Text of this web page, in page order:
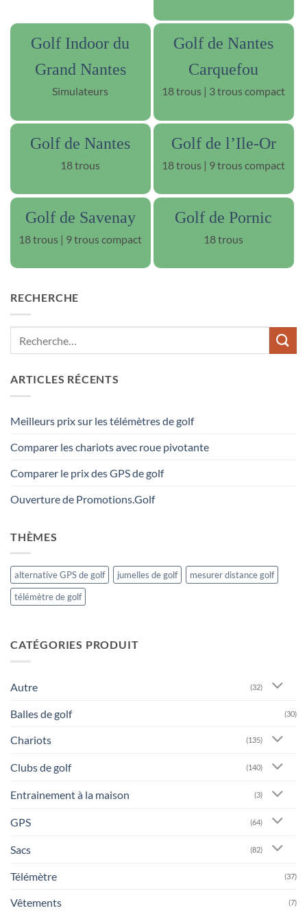
Golf Indoor du
Grand Nantes
Simulateurs
Golf de Nantes
Carquefou
18 trous | 3 trous compact
Golf de Nantes
18 trous
Golf de l’Ile-Or
18 trous | 9 trous compact
Golf de Savenay
18 trous | 9 trous compact
Golf de Pornic
18 trous
RECHERCHE
ARTICLES RÉCENTS
Meilleurs prix sur les télémètres de golf
Comparer les chariots avec roue pivotante
Comparer le prix des GPS de golf
Ouverture de Promotions.Golf
THÈMES
alternative GPS de golf jumelles de golf
mesurer distance golf
télémètre de golf
CATÉGORIES PRODUIT
Autre (32)
Balles de golf (30)
Chariots (135)
Clubs de golf (140)
Entrainement à la maison (3)
GPS (64)
Sacs (82)
Télémètre (37)
Vêtements (7)